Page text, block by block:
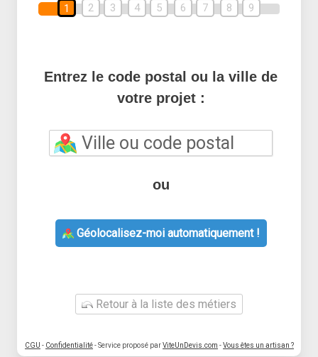
1 2 3 4 5 6 7 8 9
Entrez le code postal ou la ville de
votre projet :
ou
Géolocalisez-moi automatiquement !
Retour à la liste des métiers
CGU - Confidentialité- Service proposé parViteUnDevis.com -Vous êtes un artisan ?